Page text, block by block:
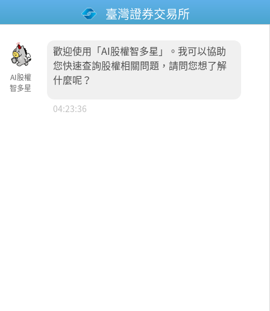
臺灣證券交易所
「 智能客服使用說明
務，即視為您已充分瞭解並同意相關規範。
AI股權
智多星
歡迎使用「AI股權智多星」。我可以協助
您快速查詢股權相關問題，請問您想了解
什麼呢？
04:23:36